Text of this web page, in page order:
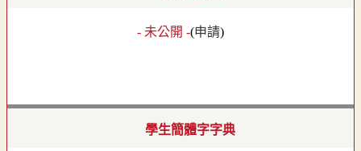
- 未公開 -(申請)
學生簡體字字典